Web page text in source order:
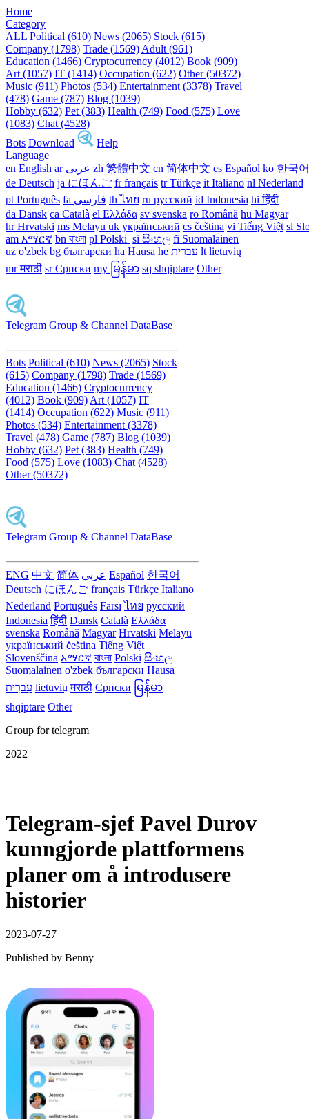
Home
Category
ALL Political (610) News (2065) Stock (615)
Company (1798) Trade (1569) Adult (961)
Education (1466) Cryptocurrency (4012) Book (909)
Art (1057) IT (1414) Occupation (622) Other (50372)
Music (911) Photos (534) Entertainment (3378) Travel
(478) Game (787) Blog (1039)
Hobby (632) Pet (383) Health (749) Food (575) Love
(1083) Chat (4528)
Bots Download
Help
Language
en English
ar عربى zh 繁體中文 cn 简体中文 es Español ko 한국어
de Deutsch ja にほんご fr français tr Türkçe it Italiano nl Nederland
pt Português
th ไทย ru русский id Indonesia hi हिंदी
da Dansk‎ ca Català el Ελλάδα sv svenska ro Română hu Magyar
hr Hrvatski ms Melayu uk український‎ cs čeština‎ vi Tiếng Việt sl
am አማርኛ bn বাংলা pl Polski ‎ si සිංහල fi Suomalainen
uz o'zbek bg български ha Hausa‎ he עִברִית lt lietuvių
mr मराठी sr Српски my မြန်မာ sq shqiptare Other
Telegram Group & Channel DataBase
Bots Political (610) News (2065) Stock
(615) Company (1798) Trade (1569)
Education (1466) Cryptocurrency
(4012) Book (909) Art (1057) IT
(1414) Occupation (622) Music (911)
Photos (534) Entertainment (3378)
Travel (478) Game (787) Blog (1039)
Hobby (632) Pet (383) Health (749)
Food (575) Love (1083) Chat (4528)
Other (50372)
Telegram Group & Channel DataBase
ENG 中文 简体 عربى Español 한국어
Deutsch にほんご français Türkçe Italiano
Nederland Português Fārsī‎ ไทย русский
Indonesia हिंदी Dansk‎ Català Ελλάδα
svenska Română Magyar Hrvatski Melayu
український čeština Tiếng Việt
Slovenščina አማርኛ বাংলা Polski සිංහල
Suomalainen o'zbek български Hausa
עִברִית lietuvių मराठी Српски မြန်မာ
shqiptare Other
Group for telegram
2022
Telegram-sjef Pavel Durov
kunngjorde plattformens
planer om å introdusere
historier
2023-07-27
Published by Benny